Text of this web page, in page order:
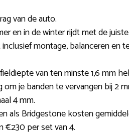
van de auto.
en in de winter rijdt met de
montage, balanceren en
van ten minste 1,6 mm
je banden te vervangen bij 2
4 mm.
als Bridgestone kosten
€230 per set van 4.